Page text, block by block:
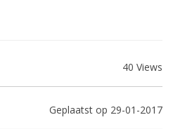
40 Views
Geplaatst op 29-01-2017